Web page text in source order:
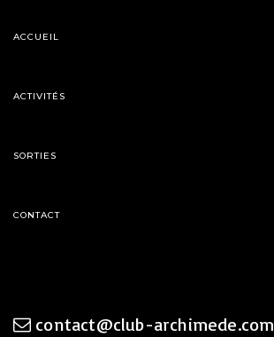
ACCUEIL
ACTIVITÉS
SORTIES
CONTACT
contact@club-archimede.com